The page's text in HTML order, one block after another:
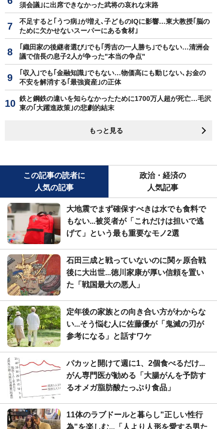
須会議｣に出席できなかった武将の哀れな末路
不足すると｢うつ病｣が増え､子どものIQに影響…東大教授｢脳の
ために欠かせないスーパーにある食材｣
｢織田家の後継者選び｣でも｢秀吉の一人勝ち｣でもない…清洲会
議で信長の息子2人が争った"本当の争点"
｢収入｣でも｢金融知識｣でもない…物価高にも動じない､お金の
不安を解消する｢最強資産｣の正体
鉄と鋼鉄の違いを知らなかったために1700万人超が死亡…毛沢
東の｢大躍進政策｣の悲劇的結末
もっと見る
この記事の読者に
人気の記事
政治・経済の
人気記事
大地震でまず確保すべきは水でも食料で
もない...被災者が「これだけは担いで逃
げて」という最も重要なモノ2選
石田三成と戦っていないのに関ヶ原合戦
後に大出世...徳川家康が厚い信頼を置い
た「戦国最大の悪人」
定年後の家族との向き合い方がわからな
い...そう悩む人に佐藤優が「鬼滅の刃が
参考になる」と話すワケ
パカッと開けて週に1、2個食べるだけ...
がん専門医が勧める「大腸がんを予防す
るオメガ脂肪酸たっぷり食品」
11体のラブドールと暮らし"正しい性行
為"を楽しむ...「人より人形を愛する男た